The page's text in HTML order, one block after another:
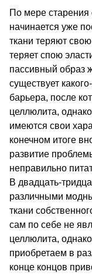
По мере старения
начинается уже
ткани теряют
теряет спою
пассивный образ
существует
барьера, после
целлюлита,
имеются свои
конечном итоге
развитие
неправильно
В двадцать-
различными
ткани
сам по себе не
целлюлита,
приобретаем в
конце концов